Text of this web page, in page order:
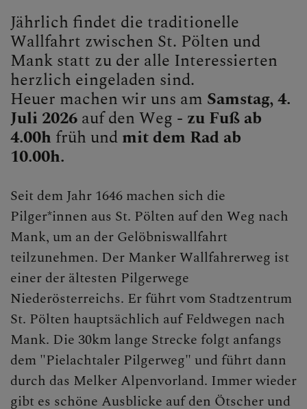
KINDER UND FAMILIEN
SAKRAMENTE
DOM AKTUELL
GLAUBENSVERTIEFUNG
FrauenTDankstelle
Manker Wallfahrt
Bibel teilen
Jährlich findet die traditionelle
Wallfahrt zwischen St. Pölten und
Mank statt zu der alle Interessierten
herzlich eingeladen sind.
Heuer machen wir uns am Samstag, 4.
Juli 2026auf den Weg - zu Fuß ab
4.00h früh undmit dem Rad ab
10.00h.
Seit dem Jahr 1646 machen sich die
Pilger*innen aus St. Pölten auf den Weg nach
Mank, um an der Gelöbniswallfahrt
teilzunehmen. Der Manker Wallfahrerweg ist
einer der ältesten Pilgerwege
Niederösterreichs. Er führt vom Stadtzentrum
St. Pölten hauptsächlich auf Feldwegen nach
Mank. Die 30km lange Strecke folgt anfangs
dem "Pielachtaler Pilgerweg" und führt dann
durch das Melker Alpenvorland. Immer wieder
gibt es schöne Ausblicke auf den Ötscher und